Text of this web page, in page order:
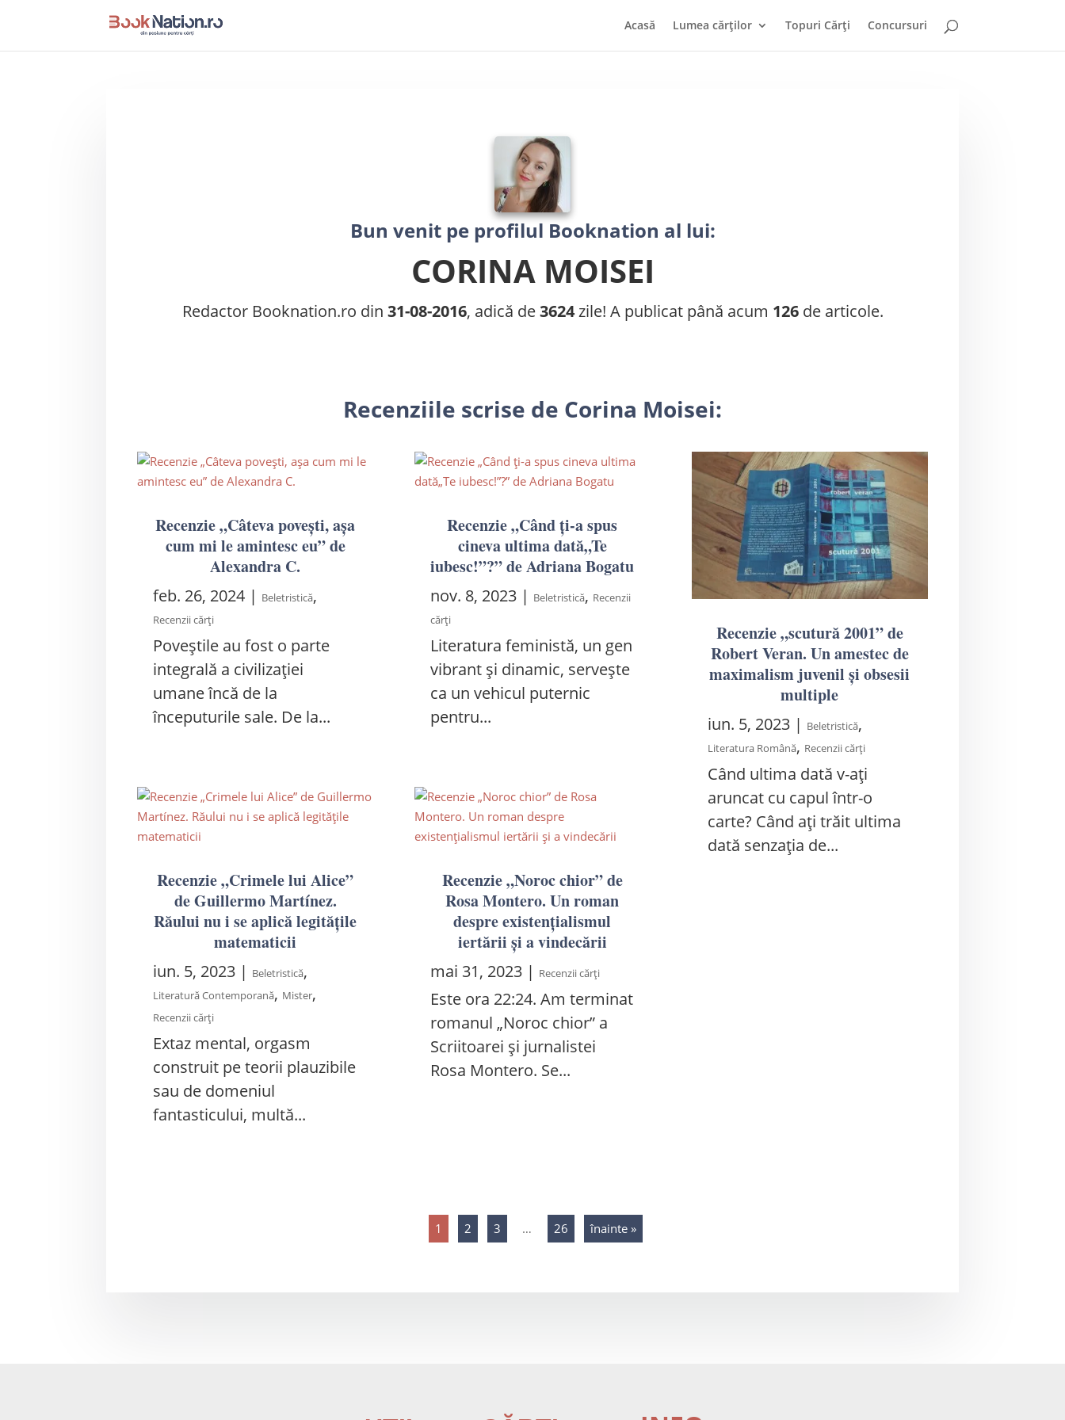
Acasă Lumea cărților Topuri Cărți Concursuri
Bun venit pe profilul Booknation al lui:
CORINA MOISEI
Redactor Booknation.ro din 31-08-2016, adică de3624zile! A publicat până acum 126de articole.
Recenziile scrise de Corina Moisei:
Recenzie „Câteva povești, așa
cum mi le amintesc eu” de
Alexandra C.
feb. 26, 2024 | Beletristică,
Recenzii cărți
Poveștile au fost o parte
integrală a civilizației
umane încă de la
începuturile sale. De la...
Recenzie „Crimele lui Alice”
de Guillermo Martínez.
Răului nu i se aplică legitățile
matematicii
iun. 5, 2023 | Beletristică,
Literatură Contemporană, Mister,
Recenzii cărți
Extaz mental, orgasm
construit pe teorii plauzibile
sau de domeniul
fantasticului, multă...
Recenzie „Când ți-a spus
cineva ultima dată„Te
iubesc!”?” de Adriana Bogatu
nov. 8, 2023 | Beletristică, Recenzii
cărți
Literatura feministă, un gen
vibrant și dinamic, servește
ca un vehicul puternic
pentru...
Recenzie „Noroc chior” de
Rosa Montero. Un roman
despre existențialismul
iertării și a vindecării
mai 31, 2023 | Recenzii cărți
Este ora 22:24. Am terminat
romanul „Noroc chior” a
Scriitoarei și jurnalistei
Rosa Montero. Se...
Recenzie „scutură 2001” de
Robert Veran. Un amestec de
maximalism juvenil și obsesii
multiple
iun. 5, 2023 | Beletristică,
Literatura Română, Recenzii cărți
Când ultima dată v-ați
aruncat cu capul într-o
carte? Când ați trăit ultima
dată senzația de...
1 2 3 … 26 înainte »